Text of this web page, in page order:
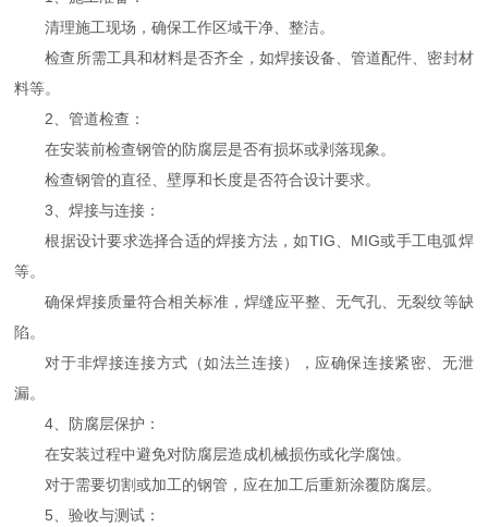
清理施工现场，确保工作区域干净、整洁。
检查所需工具和材料是否齐全，如焊接设备、管道配件、密封材
料等。
2、管道检查：
在安装前检查钢管的防腐层是否有损坏或剥落现象。
检查钢管的直径、壁厚和长度是否符合设计要求。
3、焊接与连接：
根据设计要求选择合适的焊接方法，如TIG、MIG或手工电弧焊
等。
确保焊接质量符合相关标准，焊缝应平整、无气孔、无裂纹等缺
陷。
对于非焊接连接方式（如法兰连接），应确保连接紧密、无泄
漏。
4、防腐层保护：
在安装过程中避免对防腐层造成机械损伤或化学腐蚀。
对于需要切割或加工的钢管，应在加工后重新涂覆防腐层。
5、验收与测试：